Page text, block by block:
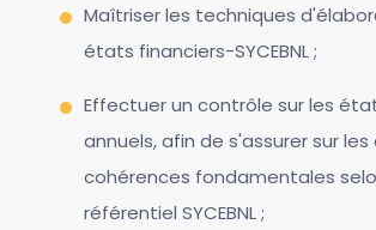
Maîtriser les techniques
états financiers-SYCEBNL ;
Effectuer un contrôle sur les
annuels, afin de s'assurer sur
cohérences fondamentales
référentiel SYCEBNL ;